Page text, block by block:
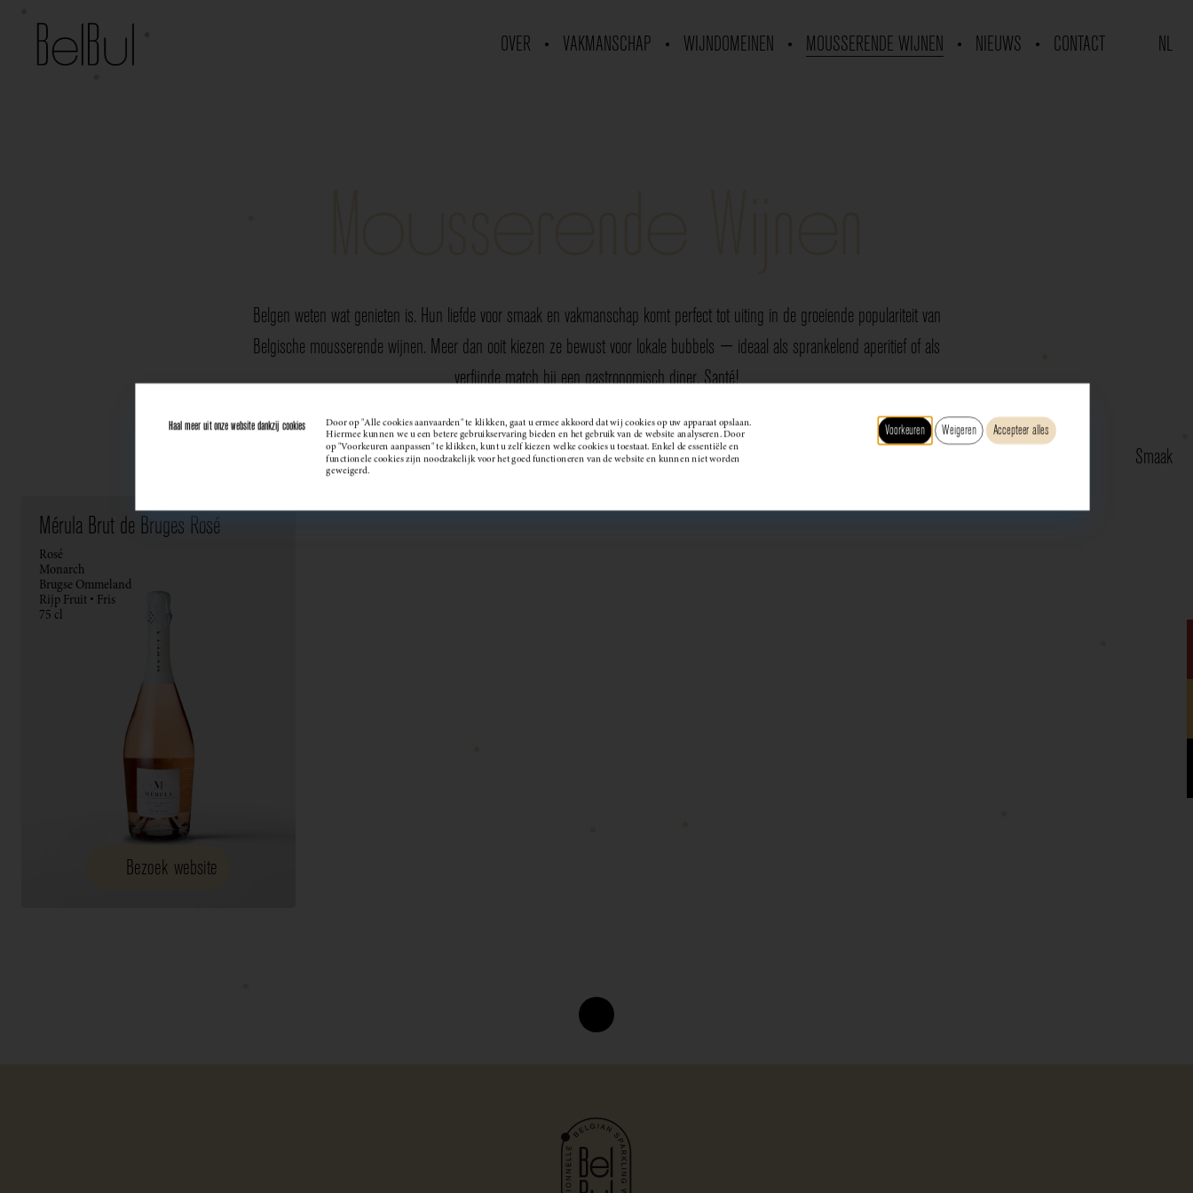
OVER VAKMANSCHAP WIJNDOMEINEN MOUSSERENDE WIJNEN NIEUWS CONTACT NL
Belgen weten wat genieten is. Hun liefde voor smaak en vakmanschap komt perfect tot uiting in de groeiende populariteit van
Belgische mousserende wijnen. Meer dan ooit kiezen ze bewust voor lokale bubbels — ideaal als sprankelend aperitief of als
verfijnde match bij een gastronomisch diner. Santé!
Wijndomein Smaak
Mérula Brut de Bruges Rosé
Rosé
Monarch
Brugse Ommeland
Rijp Fruit • Fris
75 cl
Bezoek website
Haal meer uit onze website dankzij cookies Door op "Alle cookies aanvaarden" te klikken, gaat u ermee akkoord dat wij cookies op uw apparaat opslaan.
Hiermee kunnen we u een betere gebruikservaring bieden en het gebruik van de website analyseren. Door
op "Voorkeuren aanpassen" te klikken, kunt u zelf kiezen welke cookies u toestaat. Enkel de essentiële en
functionele cookies zijn noodzakelijk voor het goed functioneren van de website en kunnen niet worden
geweigerd.
Voorkeuren Weigeren Accepteer alles